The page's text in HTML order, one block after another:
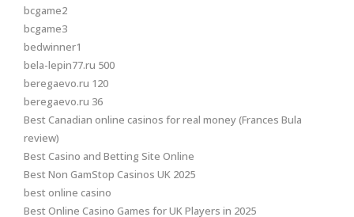
bcgame2
bcgame3
bedwinner1
bela-lepin77.ru 500
beregaevo.ru 120
beregaevo.ru 36
Best Canadian online casinos for real money (Frances Bula
review)
Best Casino and Betting Site Online
Best Non GamStop Casinos UK 2025
best online casino
Best Online Casino Games for UK Players in 2025